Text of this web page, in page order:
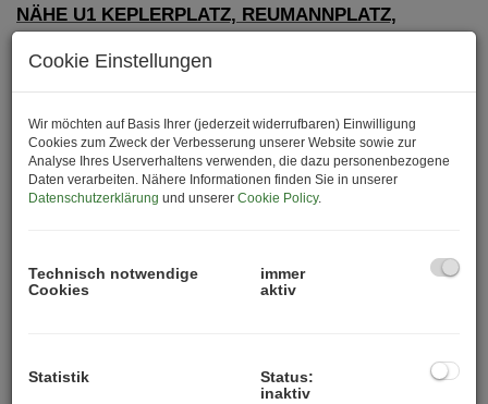
NÄHE U1 KEPLERPLATZ, REUMANNPLATZ,
HOCHWERTIG RENOVIERT!
Altbau-Flair in Favoriten.
In einem gepflegten Altbauhaus am charmanten
Laubeplatz 2 gelangen gesamt 12 hochwertig
Das stilvolle Gründerzeithaus verbindet historischen
Flair mit modernem Wohnkomfort und überzeugt durch
Altbau, geschmackvoll modernisiert
Cookie Einstellungen
Wir möchten auf Basis Ihrer (jederzeit widerrufbaren) Einwilligung
Cookies zum Zweck der Verbesserung unserer Website sowie zur
Analyse Ihres Userverhaltens verwenden, die dazu personenbezogene
Daten verarbeiten. Nähere Informationen finden Sie in unserer
Datenschutzerklärung und unserer Cookie Policy.
Technisch notwendige
Cookies
immer
aktiv
Statistik
Status:
inaktiv